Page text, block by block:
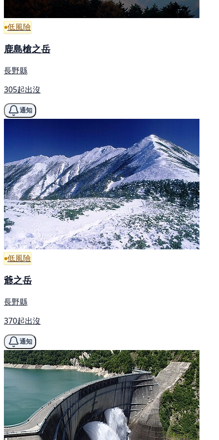
低風險
鹿島槍之岳
長野縣
305起出沒
通知
低風險
爺之岳
長野縣
370起出沒
通知